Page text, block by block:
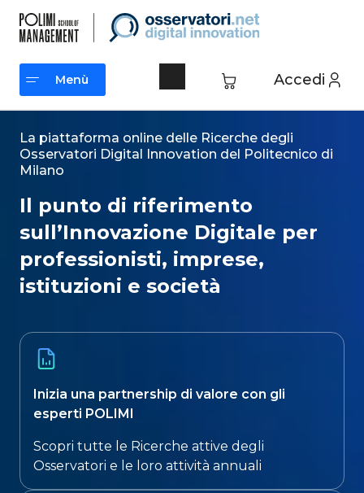
contenuto
Accedi
Menù
Menù
La piattaforma online delle Ricerche degli
Osservatori Digital Innovation del Politecnico di
Milano​
Il punto di riferimento
sull’Innovazione Digitale per
professionisti, imprese,
istituzioni e società​
Inizia una partnership di valore con gli
esperti POLIMI
Scopri tutte le Ricerche attive degli
Osservatori e le loro attività annuali​